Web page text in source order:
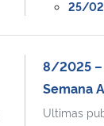
25/
8/2025 –
Semana
Ultimas